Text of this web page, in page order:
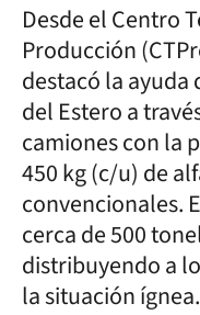
Desde el Centro
Producción
destacó la ayuda
del Estero a
camiones con la
450 kg (c/u) de
convencionales.
cerca de 500
distribuyendo a
la situación ígnea.